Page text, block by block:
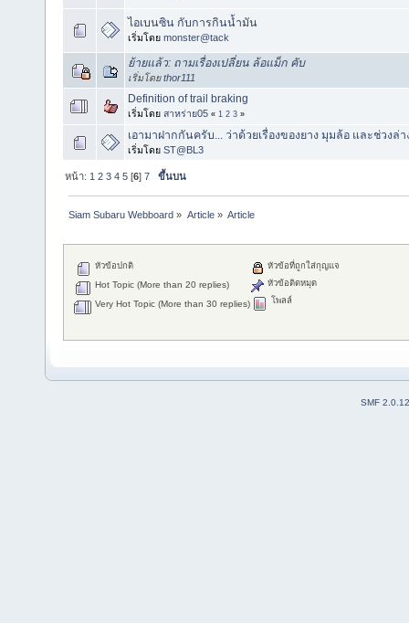
ไอเบนซิน กับการกินน้ำมัน
เริ่มโดย monster@tack
ย้ายแล้ว: ถามเรื่องเปลี่ยน ล้อแม็ก คับ
เริ่มโดยthor111
Definition of trail braking
เริ่มโดย สาหร่าย05 « 1 2 3 »
เอามาฝากกันครับ... ว่าด้วยเรื่องของยาง มุมล้อ และช่วงล่า
เริ่มโดย ST@BL3
หน้า: 1 2 3 4 5 [6]7 ขึ้นบน
Siam Subaru Webboard » Article» Article
หัวข้อปกติ
Hot Topic (More than 20 replies)
Very Hot Topic (More than 30 replies)
หัวข้อที่ถูกใส่กุญแจ
หัวข้อติดหมุด
โพลล์
SMF 2.0.12